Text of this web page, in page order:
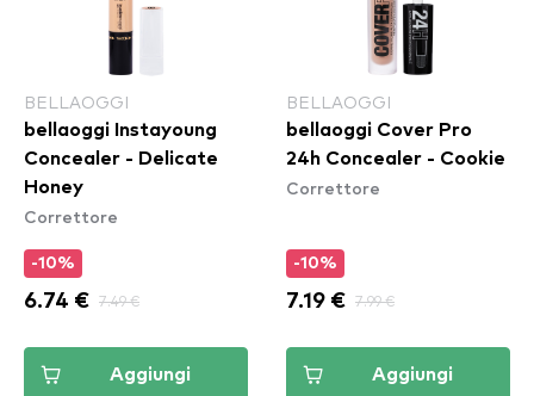
BELLAOGGI
bellaoggi Instayoung
Concealer - Delicate
Honey
Correttore
-10%
6.74 € 7.49 €
Aggiungi
BELLAOGGI
bellaoggi Cover Pro
24h Concealer - Cookie
Correttore
-10%
7.19 € 7.99 €
Aggiungi